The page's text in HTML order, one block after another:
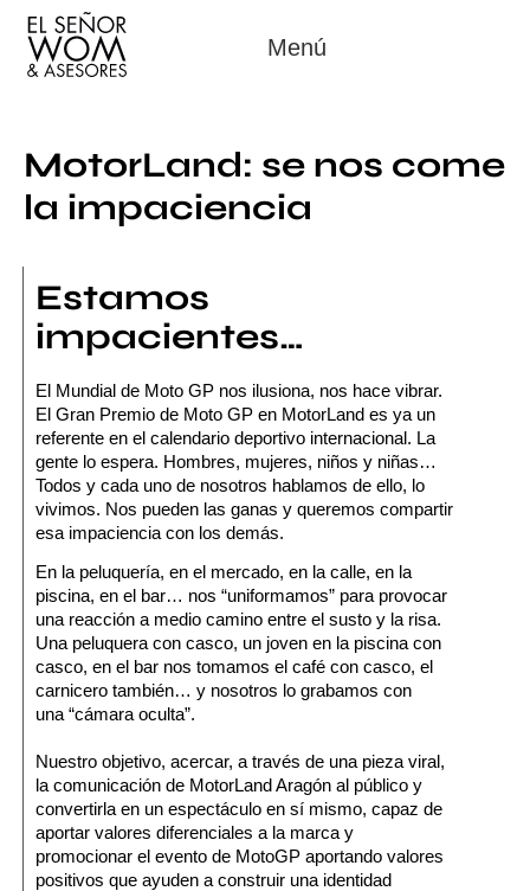
Menú
MotorLand: se nos come
la impaciencia
Estamos
impacientes…
El Mundial de Moto GP nos ilusiona, nos hace vibrar.
El Gran Premio de Moto GP en MotorLand es ya un
referente en el calendario deportivo internacional. La
gente lo espera. Hombres, mujeres, niños y niñas…
Todos y cada uno de nosotros hablamos de ello, lo
vivimos. Nos pueden las ganas y queremos compartir
esa impaciencia con los demás.
En la peluquería, en el mercado, en la calle, en la
piscina, en el bar… nos “uniformamos” para provocar
una reacción a medio camino entre el susto y la risa.
Una peluquera con casco, un joven en la piscina con
casco, en el bar nos tomamos el café con casco, el
carnicero también… y nosotros lo grabamos con
una “cámara oculta”.
Nuestro objetivo, acercar, a través de una pieza viral,
la comunicación de MotorLand Aragón al público y
convertirla en un espectáculo en sí mismo, capaz de
aportar valores diferenciales a la marca y
promocionar el evento de MotoGP aportando valores
positivos que ayuden a construir una identidad